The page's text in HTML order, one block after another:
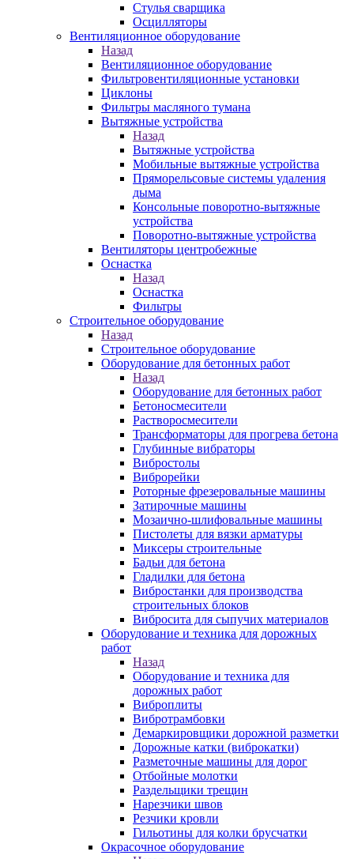
Стулья сварщика
Осцилляторы
Вентиляционное оборудование
Назад
Вентиляционное оборудование
Фильтровентиляционные установки
Циклоны
Фильтры масляного тумана
Вытяжные устройства
Назад
Вытяжные устройства
Мобильные вытяжные устройства
Пряморельсовые системы удаления
дыма
Консольные поворотно-вытяжные
устройства
Поворотно-вытяжные устройства
Вентиляторы центробежные
Оснастка
Назад
Оснастка
Фильтры
Строительное оборудование
Назад
Строительное оборудование
Оборудование для бетонных работ
Назад
Оборудование для бетонных работ
Бетоносмесители
Растворосмесители
Трансформаторы для прогрева бетона
Глубинные вибраторы
Вибростолы
Виброрейки
Роторные фрезеровальные машины
Затирочные машины
Мозаично-шлифовальные машины
Пистолеты для вязки арматуры
Миксеры строительные
Бадьи для бетона
Гладилки для бетона
Вибростанки для производства
строительных блоков
Вибросита для сыпучих материалов
Оборудование и техника для дорожных
работ
Назад
Оборудование и техника для
дорожных работ
Виброплиты
Вибротрамбовки
Демаркировщики дорожной разметки
Дорожные катки (виброкатки)
Разметочные машины для дорог
Отбойные молотки
Раздельщики трещин
Нарезчики швов
Резчики кровли
Гильотины для колки брусчатки
Окрасочное оборудование